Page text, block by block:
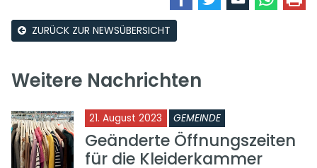
ZURÜCK ZUR NEWSÜBERSICHT
Weitere Nachrichten
21. August 2023 GEMEINDE
Geänderte Öffnungszeiten
für die Kleiderkammer